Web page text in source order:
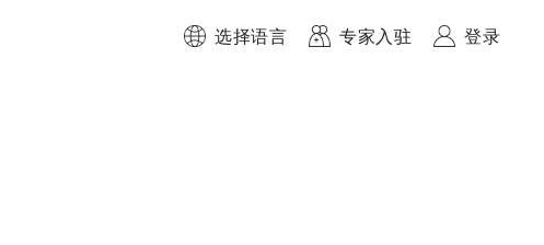
选择语言 专家入驻 登录